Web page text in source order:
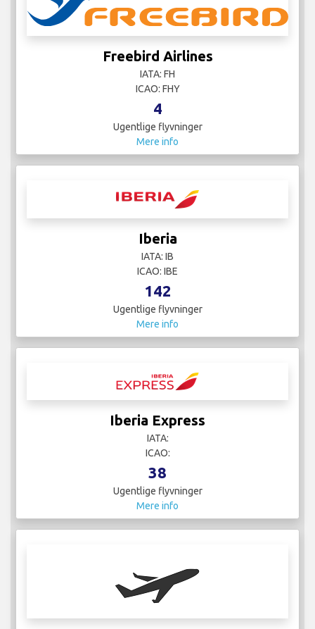
Freebird Airlines
IATA: FH
ICAO: FHY
4
Ugentlige flyvninger
Mere info
Iberia
IATA: IB
ICAO: IBE
142
Ugentlige flyvninger
Mere info
Iberia Express
IATA:
ICAO:
38
Ugentlige flyvninger
Mere info